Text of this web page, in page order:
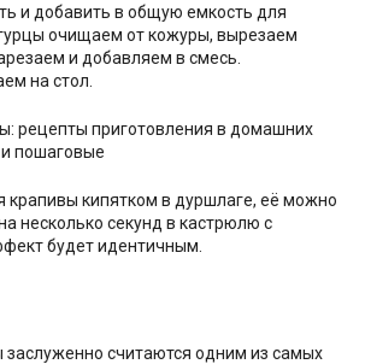
и добавить в общую емкость для
очищаем от кожуры, вырезаем
и добавляем в смесь.
на стол.
крапивы кипятком в дуршлаге, её можно
несколько секунд в кастрюлю с
будет идентичным.
заслуженно считаются одним из самых